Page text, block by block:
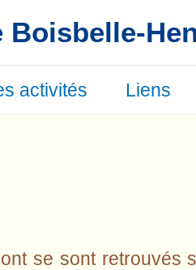
Boisbelle-
activités Liens
se sont